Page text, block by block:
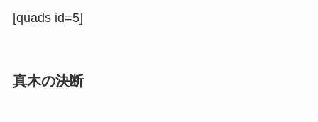
[quads id=5]
真木の決断